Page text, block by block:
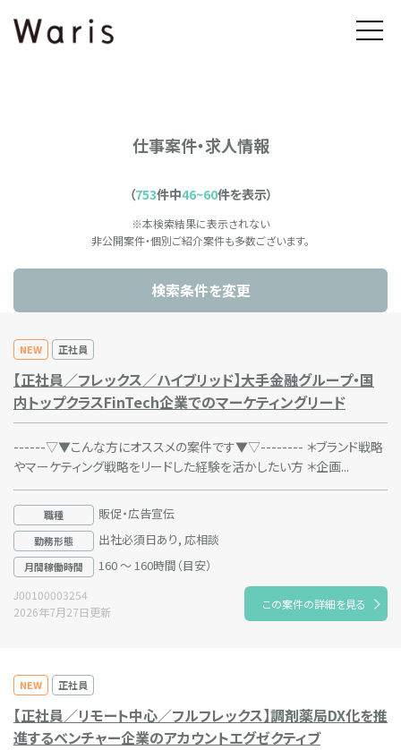
仕事案件・求人情報
（753件中46~60件を表示）
※本検索結果に表示されない
非公開案件・個別ご紹介案件も多数ございます。
検索条件を変更
NEW 正社員
【正社員／フレックス／ハイブリッド】大手金融グループ・国
内トップクラスFinTech企業でのマーケティングリード
------▽▼こんな方にオススメの案件です▼▽-------- ＊ブランド戦略
やマーケティング戦略をリードした経験を活かしたい方 ＊企画...
職種 販促・広告宣伝
勤務形態 出社必須日あり, 応相談
月間稼働時間 160 ～ 160時間（目安）
J00100003254
2026年7月27日更新
この案件の詳細を見る
NEW 正社員
【正社員／リモート中心／フルフレックス】調剤薬局DX化を推
進するベンチャー企業のアカウントエグゼクティブ